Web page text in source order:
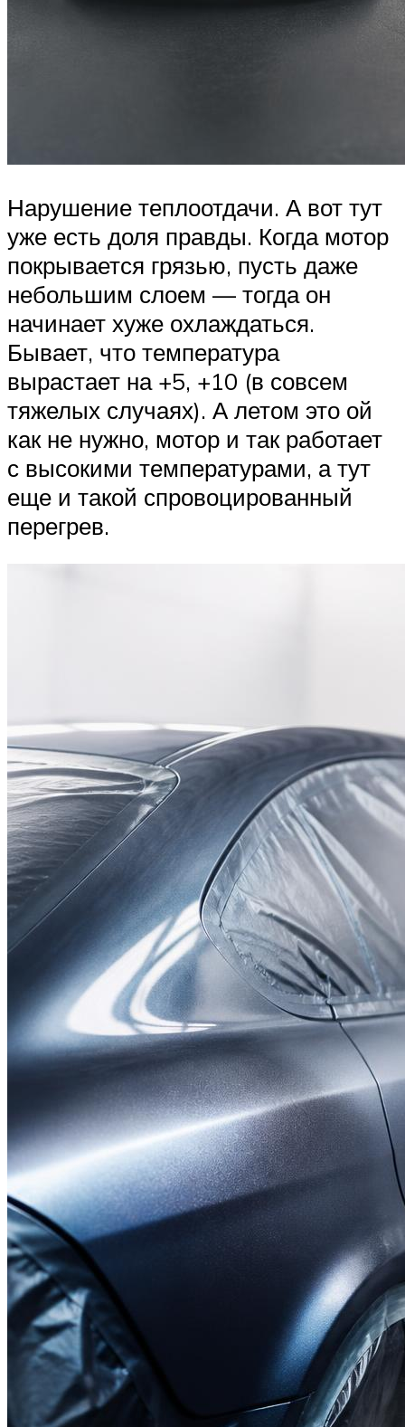
Нарушение теплоотдачи. А вот тут
уже есть доля правды. Когда мотор
покрывается грязью, пусть даже
небольшим слоем — тогда он
начинает хуже охлаждаться.
Бывает, что температура
вырастает на +5, +10 (в совсем
тяжелых случаях). А летом это ой
как не нужно, мотор и так работает
с высокими температурами, а тут
еще и такой спровоцированный
перегрев.